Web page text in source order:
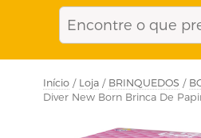
Início / Loja / BRINQUEDOS /
Diver New Born Brinca De